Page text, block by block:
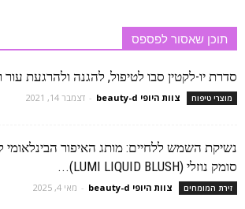
תוכן שאסור לפספס
סדרת יו-לקטין סבו לטיפול, להגנה ולהרגעת עור
מוצרי טיפוח צוות היופי beauty-d - דצמבר 14, 2021
נשיקת השמש ללחיים: מותג האיפור הבינלאומי
סומק נוזלי (LUMI LIQUID BLUSH)...
זירת המומחים צוות היופי beauty-d - מאי 4, 2025